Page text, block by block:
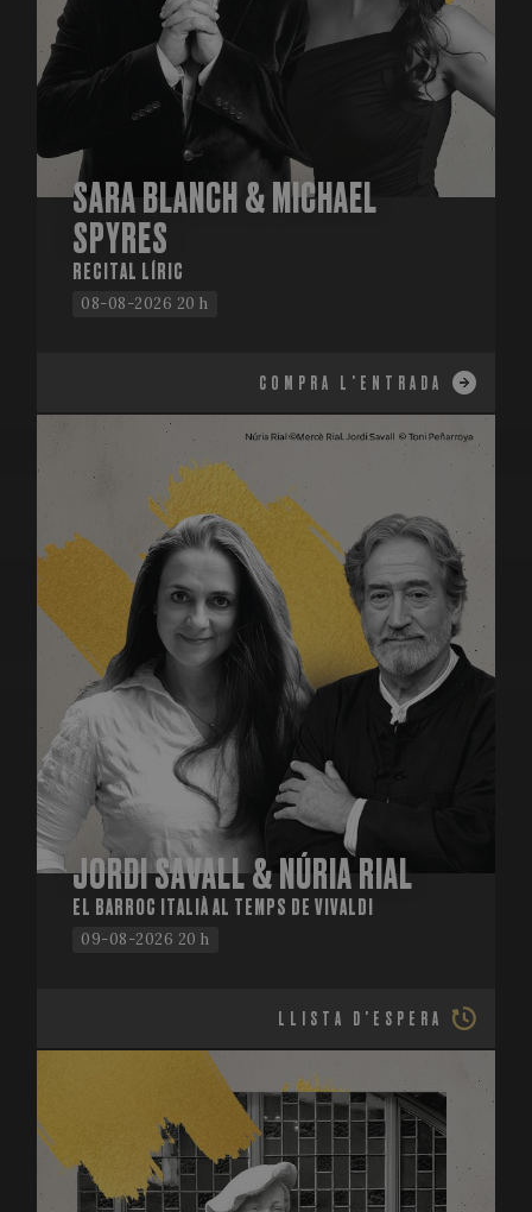
SARA BLANCH & MICHAEL
SPYRES
RECITAL LÍRIC
08-08-2026 20 h
COMPRA L'ENTRADA
JORDI SAVALL & NÚRIA RIAL
EL BARROC ITALIÀ AL TEMPS DE VIVALDI
09-08-2026 20 h
LLISTA D'ESPERA